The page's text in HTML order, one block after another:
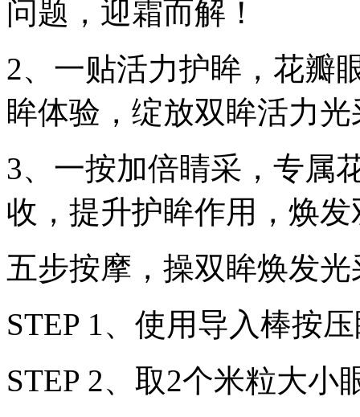
问题，迎霜而解！
2、一贴活力护眸，花瓣
眸体验，绽放双眸活力光
3、一按加倍睛采，专属
收，提升护眸作用，焕
五步按摩，操双眸焕发光
STEP 1、使用导入棒按
STEP 2、取2个米粒大